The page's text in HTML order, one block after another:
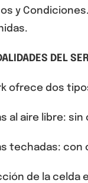
y
DEL
ofrece dos
al aire libre: sin
techadas: con
de la celda